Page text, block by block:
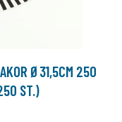
Ø31,5CM 250
ST.)